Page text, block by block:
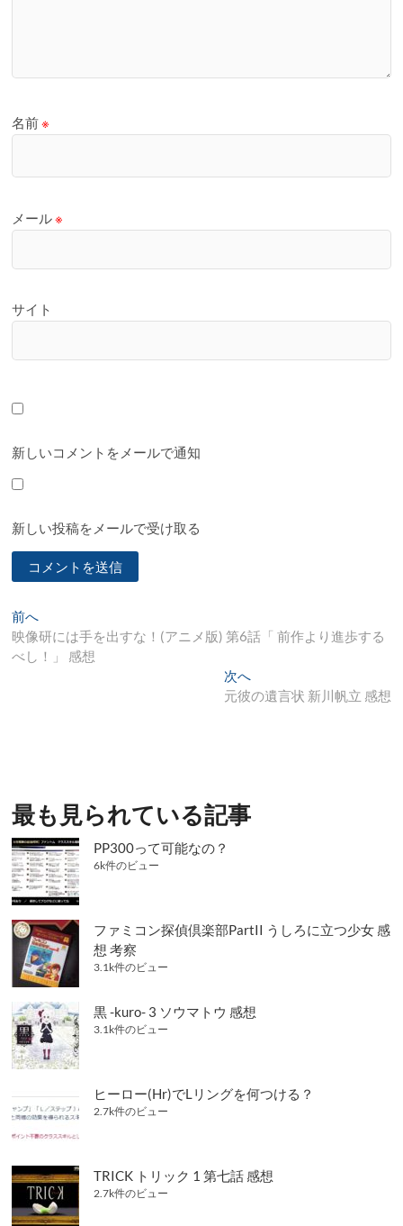
名前※
メール※
サイト
新しいコメントをメールで通知
新しい投稿をメールで受け取る
投
稿
ョ
ン
前へ
去
の
映像研には手を出すな！(アニメ版) 第6話「 前作より進歩する
べし！」 感想
次へ次
の
元彼の遺言状 新川帆立 感想
最も見られている記事
PP300って可能なの？
6k件のビュー
ファミコン探偵倶楽部PartII うしろに立つ少女 感
想 考察
3.1k件のビュー
黒 -kuro- 3 ソウマトウ 感想
3.1k件のビュー
ヒーロー(Hr)でLリングを何つける？
2.7k件のビュー
TRICK トリック 1 第七話 感想
2.7k件のビュー